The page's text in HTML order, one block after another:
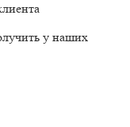
у наших